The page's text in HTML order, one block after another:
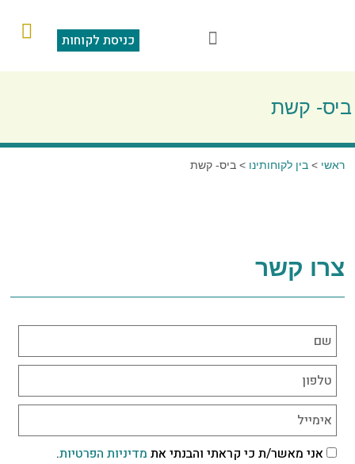
כניסת לקוחות
ביס- קשת
ראשי >בין לקוחותינו >ביס- קשת
צרו קשר
אני מאשר/ת כי קראתי והבנתי את מדיניות הפרטיות.